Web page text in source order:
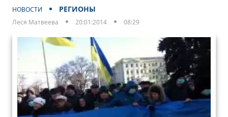
НОВОСТИ РЕГИОНЫ
Леся Матвеева 20:01:2014 08:29